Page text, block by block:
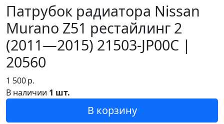
Патрубок радиатора Nissan
Murano Z51 рестайлинг 2
(2011—2015) 21503-JP00C |
20560
1 500р.
В наличии 1 шт.
В корзину